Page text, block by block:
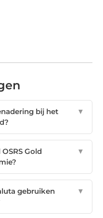
bij het
▼
Gold
▼
gebruiken
▼